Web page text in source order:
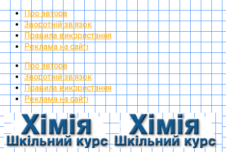
Про автора
Зворотній зв’язок
Правила використання
Реклама на сайті
Про автора
Зворотній зв’язок
Правила використання
Реклама на сайті